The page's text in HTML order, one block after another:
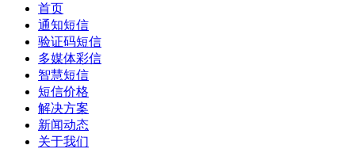
首页
通知短信
验证码短信
多媒体彩信
智慧短信
短信价格
解决方案
新闻动态
关于我们